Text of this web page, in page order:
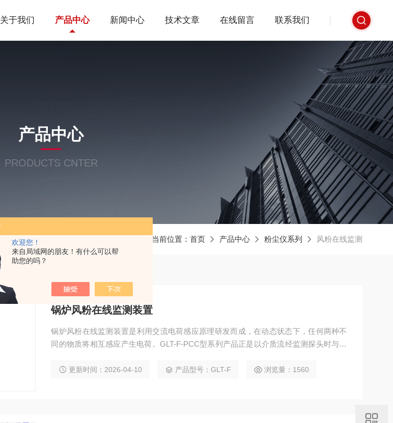
欢迎您！
来自局域网的朋友！有什么可以帮
助您的吗？
关于我们 产品中心 新闻中心 技术文章 在线留言 联系我们
产品中心
PRODUCTS CNTER
当前位置： 首页 产品中心 粉尘仪系列 风粉在线监测
锅炉风粉在线监测装置
锅炉风粉在线监测装置是利用交流电荷感应原理研发而成，在动态状态下，任何两种不
同的物质将相互感应产生电荷。GLT-F-PCC型系列产品正是以介质流经监测探头时与探
更新时间：2026-04-10 产品型号：GLT-F 浏览量：1560